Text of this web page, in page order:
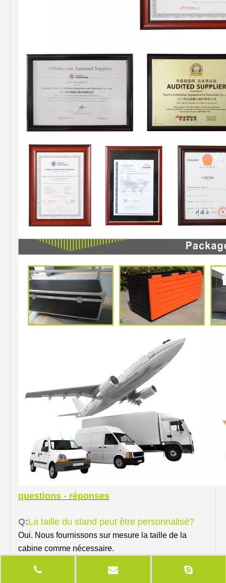
questions - réponses
Q:La taille du stand peut être personnalisé?
Oui. Nous fournissons sur mesure la taille de la
cabine comme nécessaire.
Puis-je construire la cabine par moi-même?